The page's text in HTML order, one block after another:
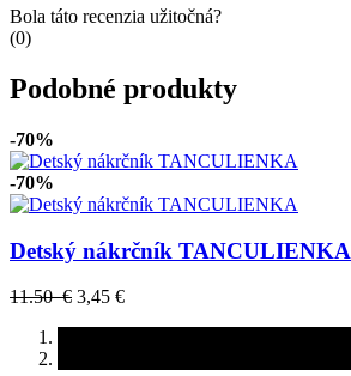
Bola táto recenzia užitočná?
(0)
Podobné produkty
-70%
-70%
Detský nákrčník TANCULIENKA
11.50 € 3,45 €